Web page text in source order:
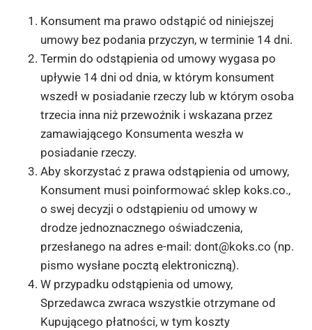
Konsument ma prawo odstąpić od niniejszej
umowy bez podania przyczyn, w terminie 14 dni.
Termin do odstąpienia od umowy wygasa po
upływie 14 dni od dnia, w którym konsument
wszedł w posiadanie rzeczy lub w którym osoba
trzecia inna niż przewoźnik i wskazana przez
zamawiającego Konsumenta weszła w
posiadanie rzeczy.
Aby skorzystać z prawa odstąpienia od umowy,
Konsument musi poinformować sklep koks.co.,
o swej decyzji o odstąpieniu od umowy w
drodze jednoznacznego oświadczenia,
przesłanego na adres e-mail: dont@koks.co (np.
pismo wysłane pocztą elektroniczną).
W przypadku odstąpienia od umowy,
Sprzedawca zwraca wszystkie otrzymane od
Kupującego płatności, w tym koszty